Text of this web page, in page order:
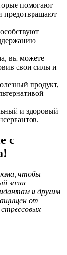
помогают
предотвращают
вы можете
свои силы и
продукт,
и здоровый
с
чтобы
запас
и другим
от